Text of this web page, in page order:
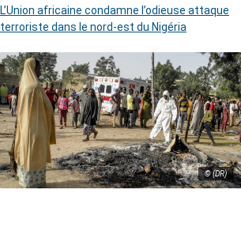
L’Union africaine condamne l’odieuse attaque
terroriste dans le nord-est du Nigéria
© (DR)